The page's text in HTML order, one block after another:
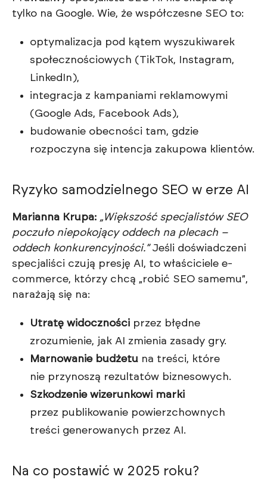
tylko na Google. Wie, że współczesne SEO to:
optymalizacja pod kątem wyszukiwarek
społecznościowych (TikTok, Instagram,
LinkedIn),
integracja z kampaniami reklamowymi
(Google Ads, Facebook Ads),
budowanie obecności tam, gdzie
rozpoczyna się intencja zakupowa klientów.
Ryzyko samodzielnego SEO w erze AI
Marianna Krupa: „Większość specjalistów SEO
poczuło niepokojący oddech na plecach –
oddech konkurencyjności.”Jeśli doświadczeni
specjaliści czują presję AI, to właściciele e-
commerce, którzy chcą „robić SEO samemu”,
narażają się na:
Utratę widoczności przez błędne
zrozumienie, jak AI zmienia zasady gry.
Marnowanie budżetu na treści, które
nie przynoszą rezultatów biznesowych.
Szkodzenie wizerunkowi marki
przez publikowanie powierzchownych
treści generowanych przez AI.
Na co postawić w 2025 roku?